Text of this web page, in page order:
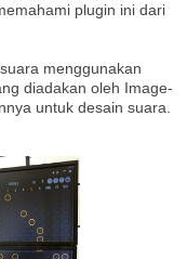
plugin ini dari
menggunakan
diadakan oleh Image-
untuk desain suara.